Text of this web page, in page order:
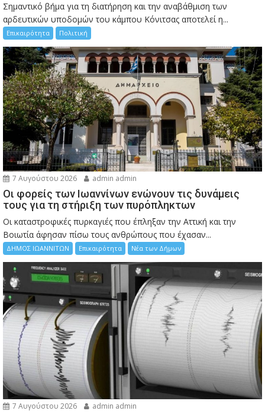
Σημαντικό βήμα για τη διατήρηση και την αναβάθμιση των
αρδευτικών υποδομών του κάμπου Κόνιτσας αποτελεί η...
Επικαιρότητα Πολιτική
7 Αυγούστου 2026 admin admin
Οι φορείς των Ιωαννίνων ενώνουν τις δυνάμεις
τους για τη στήριξη των πυρόπληκτων
Οι καταστροφικές πυρκαγιές που έπληξαν την Αττική και την
Bοιωτία άφησαν πίσω τους ανθρώπους που έχασαν...
ΔΗΜΟΣ ΙΩΑΝΝΙΤΩΝ Επικαιρότητα Νέα των Δήμων
7 Αυγούστου 2026 admin admin